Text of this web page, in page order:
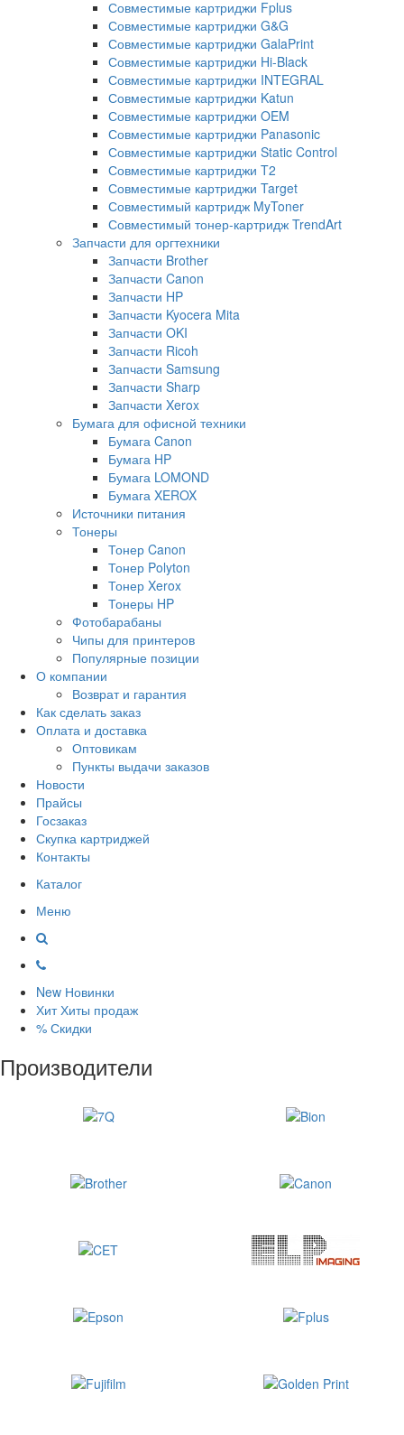
Совместимые картриджи Fplus
Совместимые картриджи G&G
Совместимые картриджи GalaPrint
Совместимые картриджи Hi-Black
Совместимые картриджи INTEGRAL
Совместимые картриджи Katun
Совместимые картриджи OEM
Совместимые картриджи Panasonic
Совместимые картриджи Static Control
Совместимые картриджи T2
Совместимые картриджи Target
Совместимый картридж MyToner
Совместимый тонер-картридж TrendArt
Запчасти для оргтехники
Запчасти Brother
Запчасти Canon
Запчасти HP
Запчасти Kyocera Mita
Запчасти OKI
Запчасти Ricoh
Запчасти Samsung
Запчасти Sharp
Запчасти Xerox
Бумага для офисной техники
Бумага Canon
Бумага HP
Бумага LOMOND
Бумага XEROX
Источники питания
Тонеры
Тонер Canon
Тонер Polyton
Тонер Xerox
Тонеры HP
Фотобарабаны
Чипы для принтеров
Популярные позиции
О компании
Возврат и гарантия
Как сделать заказ
Оплата и доставка
Оптовикам
Пункты выдачи заказов
Новости
Прайсы
Госзаказ
Скупка картриджей
Контакты
Каталог
Меню
New Новинки
Хит Хиты продаж
% Скидки
Производители